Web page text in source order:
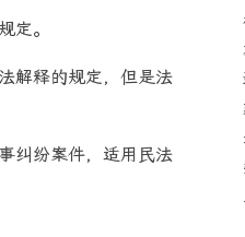
定。
解释的规定，但是法
纠纷案件，适用民法